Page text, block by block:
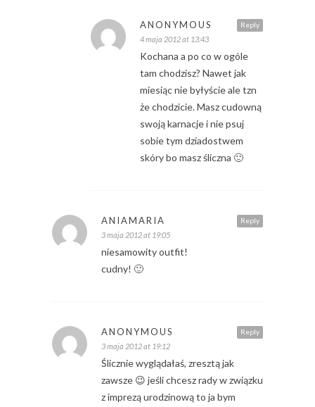
Reply
ANONYMOUS
4 maja 2012 at 13:43
Kochana a po co w ogóle
tam chodzisz? Nawet jak
miesiąc nie byłyście ale tzn
że chodzicie. Masz cudowną
swoją karnacje i nie psuj
sobie tym dziadostwem
skóry bo masz śliczna 🙂
Reply
ANIAMARIA
3 maja 2012 at 19:05
niesamowity outfit!
cudny! 🙂
Reply
ANONYMOUS
3 maja 2012 at 19:12
Ślicznie wyglądałaś, zresztą jak
zawsze 😉 jeśli chcesz rady w związku
z imprezą urodzinową to ja bym